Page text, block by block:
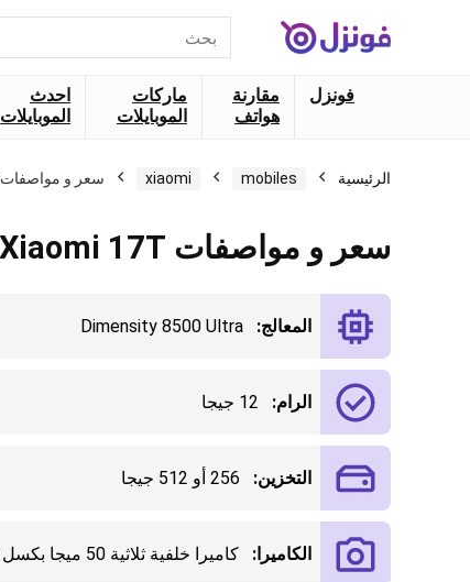
عن:
فونزل
مقارنة
هواتف
ماركات
الموبايلات
احدث
الموبايلات
الرئيسية mobiles
xiaomi سعر و مواصفات Xiaomi 17T تفاصيل كاملة
سعر و مواصفات Xiaomi 17T تفاصيل كاملة
المعالج: Dimensity 8500 Ultra
الرام: 12 جيجا
التخزين: 256 أو 512 جيجا
الكاميرا: كاميرا خلفية ثلاثية 50 ميجا بكسل (رئيسية) تدعم OIS